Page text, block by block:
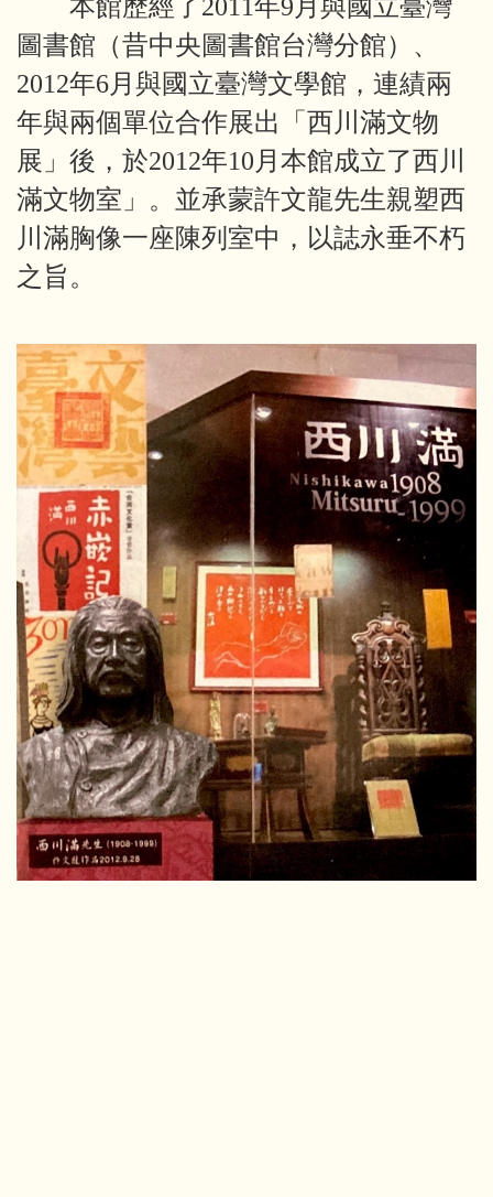
本館歷經了2011年9月與國立臺灣
圖書館（昔中央圖書館台灣分館）、
2012年6月與國立臺灣文學館，連績兩
年與兩個單位合作展出「西川滿文物
展」後，於2012年10月本館成立了西川
滿文物室」。並承蒙許文龍先生親塑西
川滿胸像一座陳列室中，以誌永垂不朽
之旨。